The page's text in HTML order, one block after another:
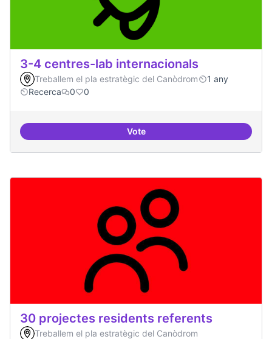
3-4 centres-lab internacionals
Treballem el pla estratègic del Canòdrom
1 any
Recerca
0 0
Vote3-4 centres-lab internacionals
30 projectes residents referents
Treballem el pla estratègic del Canòdrom